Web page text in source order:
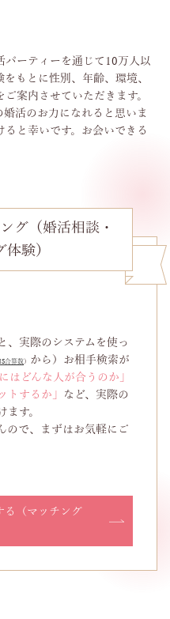
パーティーを通じて10万人以
もとに性別、年齢、環境、
案内させていただきます。
活のお力になれると思いま
と幸いです。お会いできる
グ（婚活相談・
験）
、実際のシステムを使っ
合算数）
から）お相手検索が
はどんな人が合うのか」
トするか」
など、実際の
す。
ので、まずはお気軽にご
る（マッチング